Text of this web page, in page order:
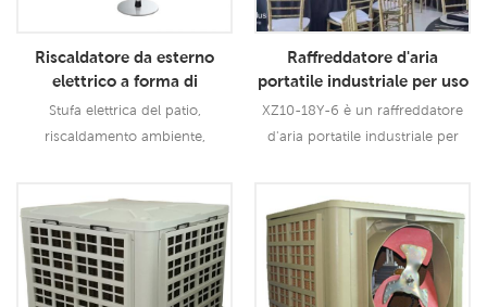
dimensioni.
Riscaldatore da esterno
elettrico a forma di
ombrello da 3000 W
Stufa elettrica del patio,
riscaldamento ambiente,
Leggi Di Più
Raffreddatore d'aria
portatile industriale per uso
commerciale in fabbrica
XZ10-18Y-6 è un raffreddatore
d'aria portatile industriale per
raffreddamento ad evaporazione
leader industriale per raffreddare
l'aria calda e soffiare vento
fresco e umido per gli utenti,
Leggi Di Più